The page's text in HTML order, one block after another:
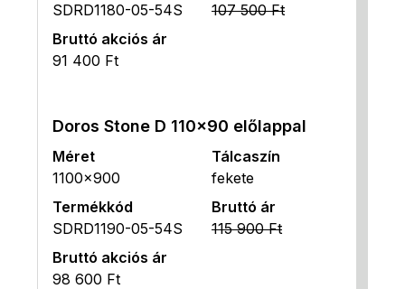
SDRD1180-05-54S
107 500 Ft
Bruttó akciós ár
91 400 Ft
Doros Stone D 110x90 előlappal
Méret
1100x900
Tálcaszín
fekete
Termékkód
SDRD1190-05-54S
Bruttó ár
115 900 Ft
Bruttó akciós ár
98 600 Ft